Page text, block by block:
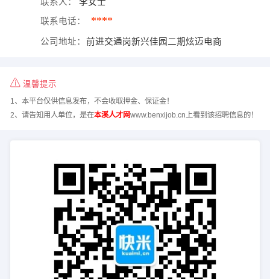
联系电话： ****
公司地址： 前进交通岗新兴佳园二期炫迈电商
温馨提示
1、本平台仅供信息发布，不会收取押金、保证金！
2、请告知用人单位，是在本溪人才网www.benxijob.cn上看到该招聘信息的！